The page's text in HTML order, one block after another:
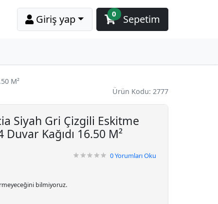
Giriş yap Sepetim
0
M²
Ürün Kodu: 2777
Siyah Gri Çizgili Eskitme
Duvar Kağıdı 16.50 M²
0Yorumları Oku
bilmiyoruz.